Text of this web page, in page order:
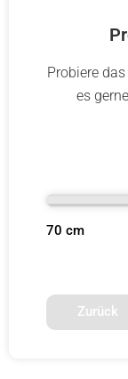
Probiere
es
70 cm
Zurück